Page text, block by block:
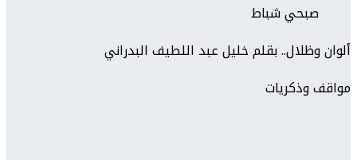
صبحي شباط
ألوان وظلال.. بقلم خليل عبد اللطيف البدراني
مواقف وذكريات